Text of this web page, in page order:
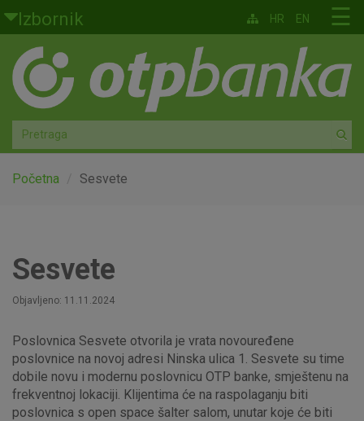
Skoči na glavni sadržaj
Izbornik
Građani
Privatno bankarstvo
Agro
Mala poduzeća i obrtnici
Globalna tržišta
Faktoring
O nama
☰
HR EN
Početna Sesvete
Sesvete
Objavljeno: 11.11.2024
Poslovnica Sesvete otvorila je vrata novouređene
poslovnice na novoj adresi Ninska ulica 1. Sesvete su time
dobile novu i modernu poslovnicu OTP banke, smještenu na
frekventnoj lokaciji. Klijentima će na raspolaganju biti
poslovnica s open space šalter salom, unutar koje će biti